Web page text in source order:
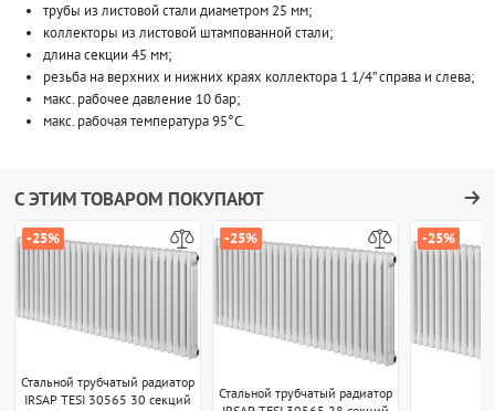
трубы из листовой стали диаметром 25 мм;
коллекторы из листовой штампованной стали;
длина секции 45 мм;
резьба на верхних и нижних краях коллектора 1 1/4” справа и слева;
макс. рабочее давление 10 бар;
макс. рабочая температура 95°C.
С ЭТИМ ТОВАРОМ ПОКУПАЮТ
-25%
Стальной трубчатый радиатор
IRSAP TESI 30565 30 секций
-25%
Стальной трубчатый радиатор
-25%